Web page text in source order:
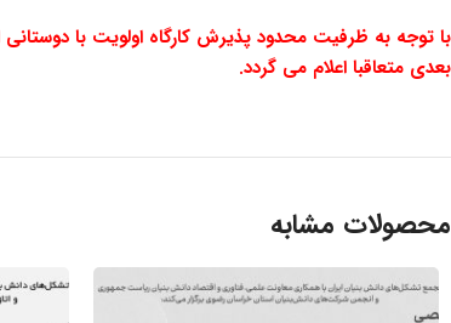
با توجه به ظرفیت محدود پذیرش کارگاه اولویت با
بعدی متعاقبا اعلام می گردد.
محصولات مشابه